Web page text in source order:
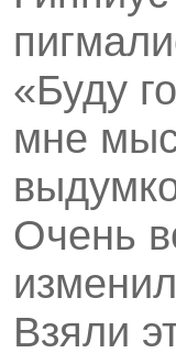
«Буду
мне
Очень
Взяли